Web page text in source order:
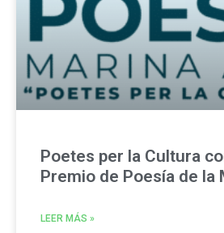
Poetes per la Cultura
Premio de Poesía de la
LEER MÁS »